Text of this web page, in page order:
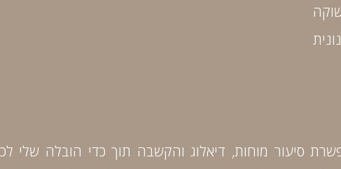
סיעור מוחות, דיאלוג והקשבה תוך כדי הובלה שלי